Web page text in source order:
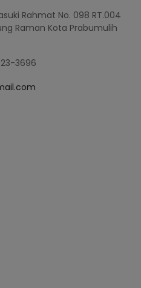
Rahmat No. 098 RT.004
Raman Kota Prabumulih
3696